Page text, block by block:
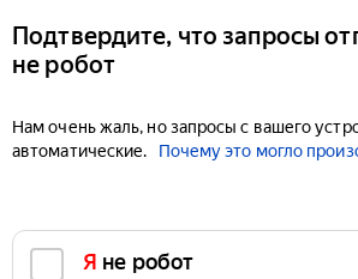
Подтвердите, что запросы
не робот
Нам очень жаль, но запросы с вашего
автоматические.
Почему это могло
Я не робот